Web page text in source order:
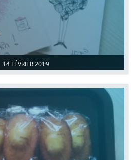
14 FÉVRIER 2019